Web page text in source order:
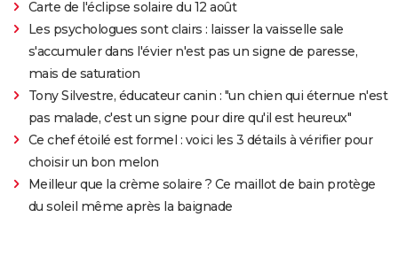
Carte de l'éclipse solaire du 12 août
Les psychologues sont clairs : laisser la vaisselle sale
s'accumuler dans l'évier n'est pas un signe de paresse,
mais de saturation
Tony Silvestre, éducateur canin : "un chien qui éternue n'est
pas malade, c'est un signe pour dire qu'il est heureux"
Ce chef étoilé est formel : voici les 3 détails à vérifier pour
choisir un bon melon
Meilleur que la crème solaire ? Ce maillot de bain protège
du soleil même après la baignade